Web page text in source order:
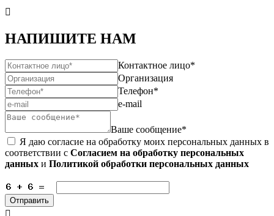

НАПИШИТЕ НАМ
Контактное лицо*
Организация
Телефон*
e-mail
Ваше сообщение*
Я даю согласие на обработку моих персональных данных в
соответствии с Согласием на обработку персональных
данных и Политикой обработки персональных данных
Отправить
